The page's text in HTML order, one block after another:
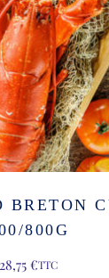
BRETON
800G
28,75€TTC